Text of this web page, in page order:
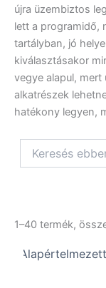
újra üzembiztos
lett a programidő,
tartályban, jó
kiválasztásakor
vegye alapul,
alkatrészek
hatékony legyen,
1–40 termék,